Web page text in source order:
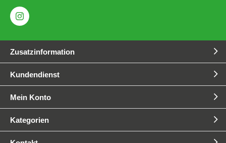
Zusatzinformation
Kundendienst
Mein Konto
Kategorien